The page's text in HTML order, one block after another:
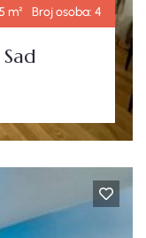
m² Broj osoba: 4